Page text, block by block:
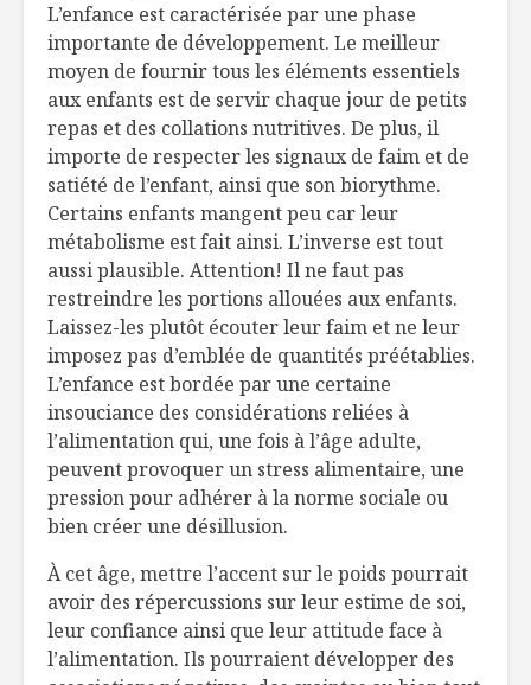
L’enfance est caractérisée par une phase
importante de développement. Le meilleur
moyen de fournir tous les éléments essentiels
aux enfants est de servir chaque jour de petits
repas et des collations nutritives. De plus, il
importe de respecter les signaux de faim et de
satiété de l’enfant, ainsi que son biorythme.
Certains enfants mangent peu car leur
métabolisme est fait ainsi. L’inverse est tout
aussi plausible. Attention! Il ne faut pas
restreindre les portions allouées aux enfants.
Laissez-les plutôt écouter leur faim et ne leur
imposez pas d’emblée de quantités préétablies.
L’enfance est bordée par une certaine
insouciance des considérations reliées à
l’alimentation qui, une fois à l’âge adulte,
peuvent provoquer un stress alimentaire, une
pression pour adhérer à la norme sociale ou
bien créer une désillusion.
À cet âge, mettre l’accent sur le poids pourrait
avoir des répercussions sur leur estime de soi,
leur confiance ainsi que leur attitude face à
l’alimentation. Ils pourraient développer des
Salade de
concombre aux
crevettes
Gaspillage et
opulence
alimentaires
Un chocolat chaud
pour la cause
Le
Partie 1